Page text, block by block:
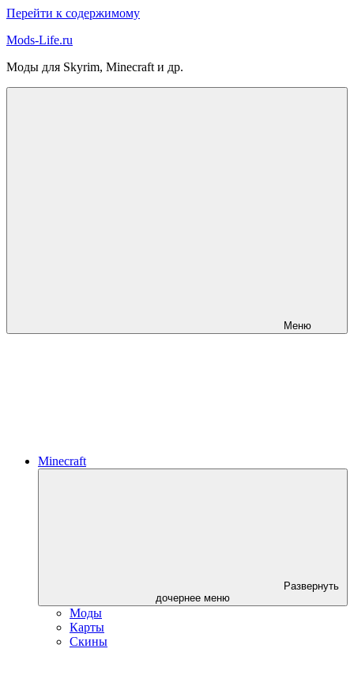
Перейти к содержимому
Mods-Life.ru
Моды для Skyrim, Minecraft и др.
Меню
Minecraft
Развернуть
дочернее меню
Моды
Карты
Скины